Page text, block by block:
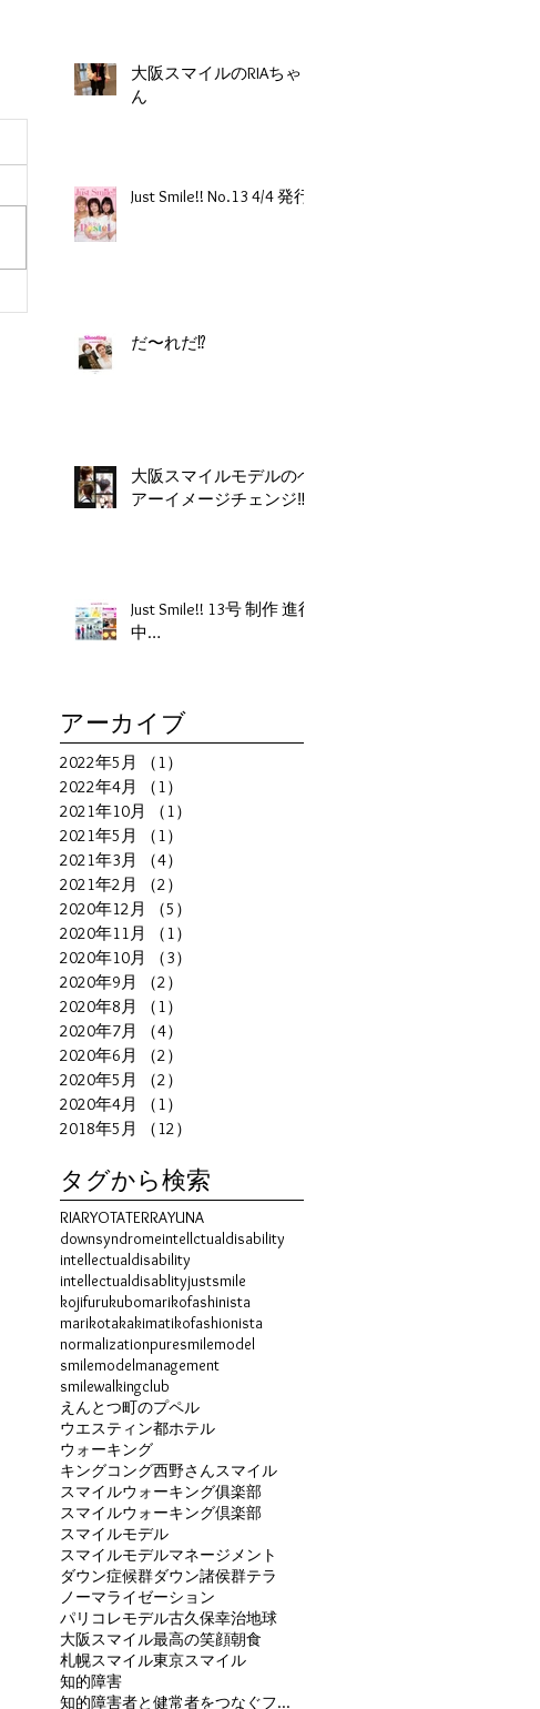
大阪スマイルのRIAちゃ
ん
Just Smile!! No.13 4/4 発行
だ〜れだ⁉️
大阪スマイルモデルのヘ
アーイメージチェンジ‼️
Just Smile!! 13号 制作 進行
中…
アーカイブ
2022年5月 （1）
2022年4月
（1）
2021年10月
（1）
2021年5月
（1）
2021年3月
（4）
2021年2月
（2）
2020年12月
（5）
2020年11月
（1）
2020年10月
（3）
2020年9月
（2）
2020年8月
（1）
2020年7月
（4）
2020年6月
（2）
2020年5月
（2）
2020年4月
（1）
2018年5月
（12）
タグから検索
RIARYOTATERRAYUNA
downsyndromeintellctualdisability
intellectualdisability
intellectualdisablityjustsmile
kojifurukubomarikofashinista
marikotakakimatikofashionista
normalizationpuresmilemodel
smilemodelmanagement
smilewalkingclub
えんとつ町のプペル
ウエスティン都ホテル
ウォーキング
キングコング西野さんスマイル
スマイルウォーキング俱楽部
スマイルウォーキング倶楽部
スマイルモデル
スマイルモデルマネージメント
ダウン症候群ダウン諸侯群テラ
ノーマライゼーション
パリコレモデル古久保幸治地球
大阪スマイル最高の笑顔朝食
札幌スマイル東京スマイル
知的障害
知的障害者と健常者をつなぐファッションマガジン